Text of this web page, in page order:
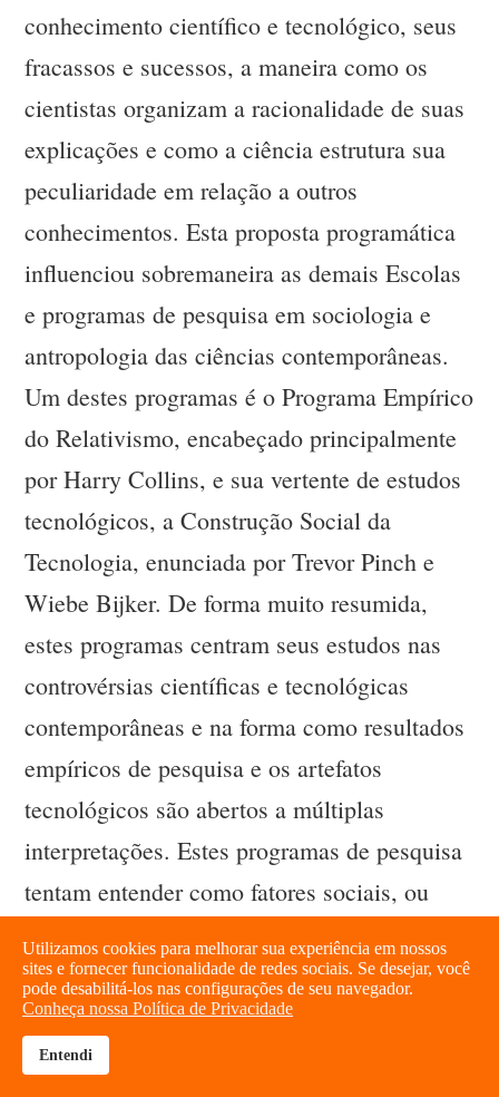
conhecimento científico e tecnológico, seus
fracassos e sucessos, a maneira como os
cientistas organizam a racionalidade de suas
explicações e como a ciência estrutura sua
peculiaridade em relação a outros
conhecimentos. Esta proposta programática
influenciou sobremaneira as demais Escolas
e programas de pesquisa em sociologia e
antropologia das ciências contemporâneas.
Um destes programas é o Programa Empírico
do Relativismo, encabeçado principalmente
por Harry Collins, e sua vertente de estudos
tecnológicos, a Construção Social da
Tecnologia, enunciada por Trevor Pinch e
Wiebe Bijker. De forma muito resumida,
estes programas centram seus estudos nas
controvérsias científicas e tecnológicas
contemporâneas e na forma como resultados
empíricos de pesquisa e os artefatos
tecnológicos são abertos a múltiplas
interpretações. Estes programas de pesquisa
tentam entender como fatores sociais, ou
grupos sociais, determinam as rotinas
experimentais e as escolhas teóricas dos
cientistas; como funcionam os mecanismos
de fechamento das controvérsias técnicas; e
brightness_high
Utilizamos cookies para melhorar sua experiência em nossos
sites e fornecer funcionalidade de redes sociais. Se desejar, você
pode desabilitá-los nas configurações de seu navegador.
Conheça nossa Política de Privacidade
Entendi